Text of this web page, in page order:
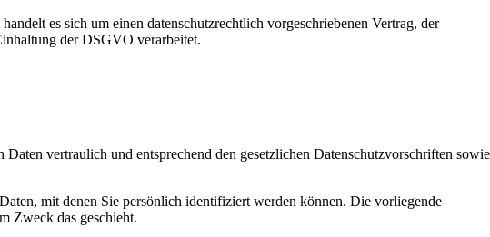
es sich um einen datenschutzrechtlich vorgeschriebenen Vertrag, der
der DSGVO verarbeitet.
vertraulich und entsprechend den gesetzlichen Datenschutzvorschriften sowie
mit denen Sie persönlich identifiziert werden können. Die vorliegende
Zweck das geschieht.